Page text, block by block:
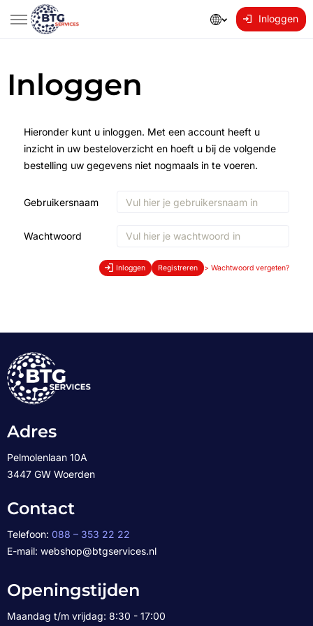
Inloggen
Inloggen
Hieronder kunt u inloggen. Met een account heeft u
inzicht in uw besteloverzicht en hoeft u bij de volgende
bestelling uw gegevens niet nogmaals in te voeren.
Gebruikersnaam
Wachtwoord
Inloggen Registreren > Wachtwoord vergeten?
Adres
Pelmolenlaan 10A
3447 GW Woerden
Contact
Telefoon: 088 – 353 22 22
E-mail: webshop@btgservices.nl
Openingstijden
Maandag t/m vrijdag: 8:30 - 17:00